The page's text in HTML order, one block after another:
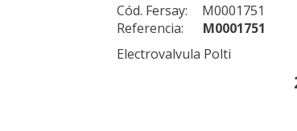
Cód. Fersay:
M0001751
Referencia:
M0001751
Electrovalvula Polti